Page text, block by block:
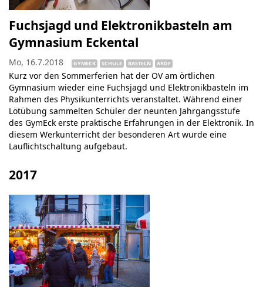
Fuchsjagd und Elektronikbasteln am
Gymnasium Eckental
Mo, 16.7.2018 GYMECK SCHULE BASTELN ARDF
Kurz vor den Sommerferien hat der OV am örtlichen
Gymnasium wieder eine Fuchsjagd und Elektronikbasteln im
Rahmen des Physikunterrichts veranstaltet. Während einer
Lötübung sammelten Schüler der neunten Jahrgangsstufe
des GymEck erste praktische Erfahrungen in der Elektronik. In
diesem Werkunterricht der besonderen Art wurde eine
Lauflichtschaltung aufgebaut.
2017